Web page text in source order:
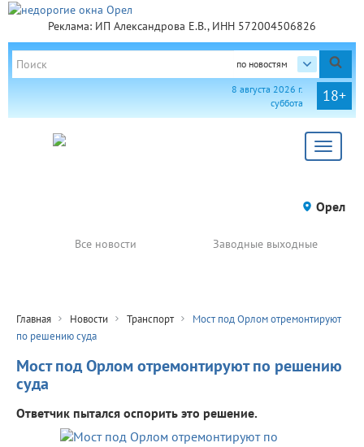
Реклама: ИП Александрова Е.В., ИНН 572004506826
по новостям
18+
8 августа 2026 г.
суббота
Toggle
Орел
Все новости Заводные выходные
Главная Новости Транспорт
Мост под Орлом отремонтируют
по решению суда
Мост под Орлом отремонтируют по решению
суда
Ответчик пытался оспорить это решение.